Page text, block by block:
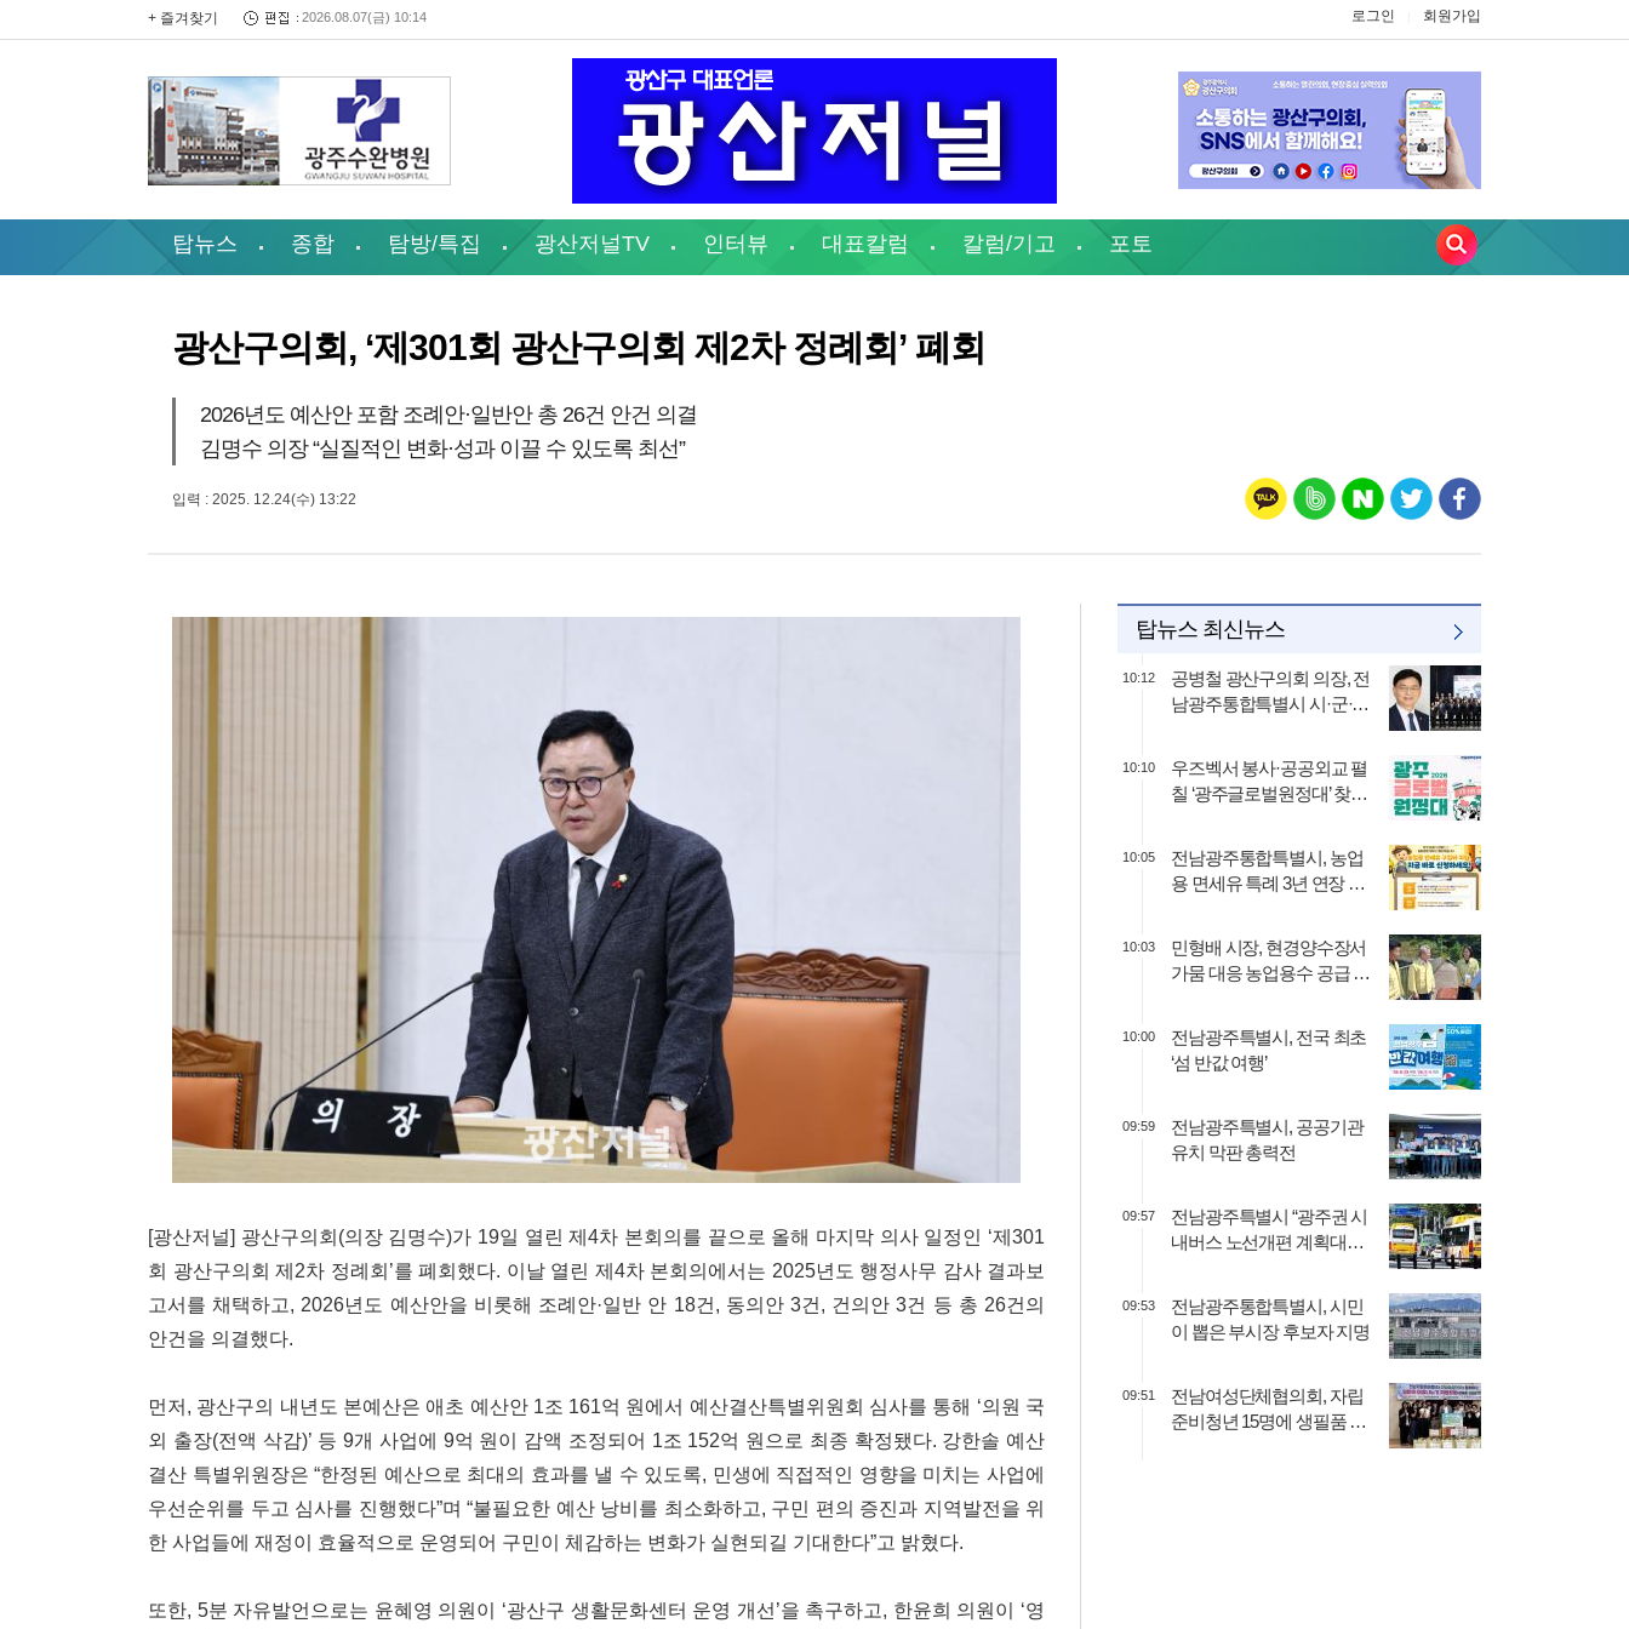
+ 즐겨찾기 2026.08.07(금) 10:14 로그인 회원가입
탑뉴스 종합 탐방/특집 광산저널TV 인터뷰 대표칼럼 칼럼/기고 포토
광산구의회, ‘제301회 광산구의회 제2차 정례회’ 폐회
2026년도 예산안 포함 조례안·일반안 총 26건 안건 의결
김명수 의장 “실질적인 변화·성과 이끌 수 있도록 최선”
입력 : 2025. 12.24(수) 13:22
[광산저널] 광산구의회(의장 김명수)가 19일 열린 제4차 본회의를 끝으로 올해 마지막 의사 일정인 ‘제301
회 광산구의회 제2차 정례회’를 폐회했다. 이날 열린 제4차 본회의에서는 2025년도 행정사무 감사 결과보
고서를 채택하고, 2026년도 예산안을 비롯해 조례안·일반 안 18건, 동의안 3건, 건의안 3건 등 총 26건의
안건을 의결했다.
먼저, 광산구의 내년도 본예산은 애초 예산안 1조 161억 원에서 예산결산특별위원회 심사를 통해 ‘의원 국
외 출장(전액 삭감)’ 등 9개 사업에 9억 원이 감액 조정되어 1조 152억 원으로 최종 확정됐다. 강한솔 예산
결산 특별위원장은 “한정된 예산으로 최대의 효과를 낼 수 있도록, 민생에 직접적인 영향을 미치는 사업에
우선순위를 두고 심사를 진행했다”며 “불필요한 예산 낭비를 최소화하고, 구민 편의 증진과 지역발전을 위
한 사업들에 재정이 효율적으로 운영되어 구민이 체감하는 변화가 실현되길 기대한다”고 밝혔다.
또한, 5분 자유발언으로는 윤혜영 의원이 ‘광산구 생활문화센터 운영 개선’을 촉구하고, 한윤희 의원이 ‘영
탑뉴스 최신뉴스
10:12
공병철 광산구의회 의장, 전
남광주통합특별시 시·군·구
10:10
우즈벡서 봉사·공공외교 펼
칠 ‘광주글로벌원정대’ 찾습
10:05
전남광주통합특별시, 농업
용 면세유 특례 3년 연장 환
10:03
민형배 시장, 현경양수장서
가뭄 대응 농업용수 공급 점
10:00
전남광주특별시, 전국 최초
‘섬 반값 여행’
09:59
전남광주특별시, 공공기관
유치 막판 총력전
09:57
전남광주특별시 “광주권 시
내버스 노선개편 계획대로
09:53
전남광주통합특별시, 시민
이 뽑은 부시장 후보자 지명
09:51
전남여성단체협의회, 자립
준비청년 15명에 생필품 지